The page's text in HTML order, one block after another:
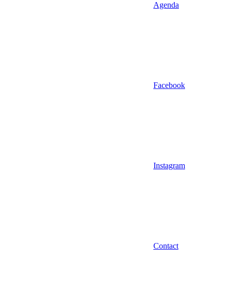
Agenda
Facebook
Instagram
Contact